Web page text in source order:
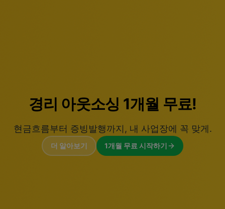
법인설립 0원.
법인설립, 사업자 등록부터 정점까지.
더 알아보기 법인설립 무료 지원받기